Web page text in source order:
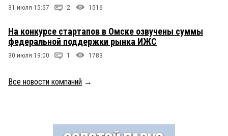
31 июля 15:57 2 1516
На конкурсе стартапов в Омске озвучены суммы
федеральной поддержки рынка ИЖС
30 июля 19:00 1 1783
Все новости компаний →